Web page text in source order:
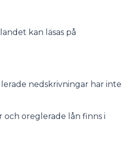
kan läsas på
nedskrivningar har inte
oreglerade lån finns i